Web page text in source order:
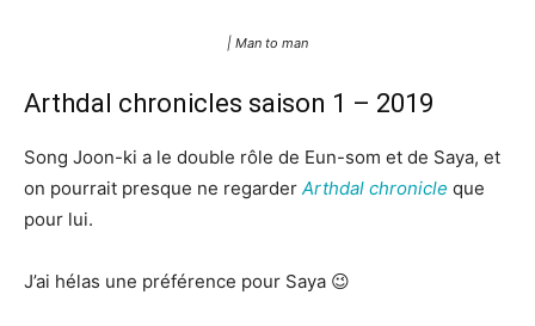
| Man to man
Arthdal chronicles saison 1 – 2019
Song Joon-ki a le double rôle de Eun-som et de Saya, et
on pourrait presque ne regarder Arthdal chronicle que
pour lui.
J’ai hélas une préférence pour Saya 😉